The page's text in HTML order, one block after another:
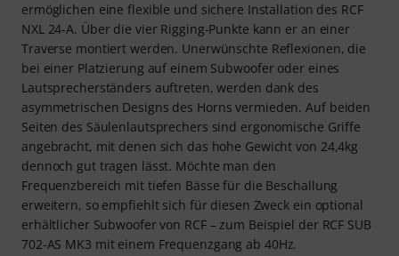
ermöglichen eine flexible und sichere Installation des RCF
NXL 24-A. Über die vier Rigging-Punkte kann er an einer
Traverse montiert werden. Unerwünschte Reflexionen, die
bei einer Platzierung auf einem Subwoofer oder eines
Lautsprecherständers auftreten, werden dank des
asymmetrischen Designs des Horns vermieden. Auf beiden
Seiten des Säulenlautsprechers sind ergonomische Griffe
angebracht, mit denen sich das hohe Gewicht von 24,4kg
dennoch gut tragen lässt. Möchte man den
Frequenzbereich mit tiefen Bässe für die Beschallung
erweitern, so empfiehlt sich für diesen Zweck ein optional
erhältlicher Subwoofer von RCF – zum Beispiel der RCF SUB
702-AS MK3 mit einem Frequenzgang ab 40Hz.